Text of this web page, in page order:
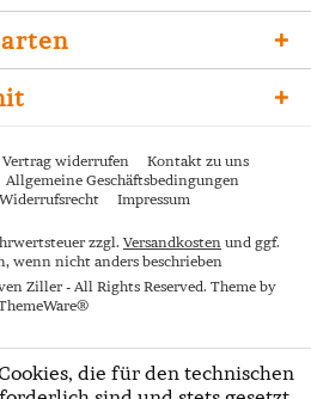
Vertrag widerrufen
Kontakt zu uns
Allgemeine Geschäftsbedingungen
Widerrufsrecht Impressum
zzgl. Versandkosten und ggf.
wenn nicht anders beschrieben
Ziller - All Rights Reserved. Theme by
die für den technischen